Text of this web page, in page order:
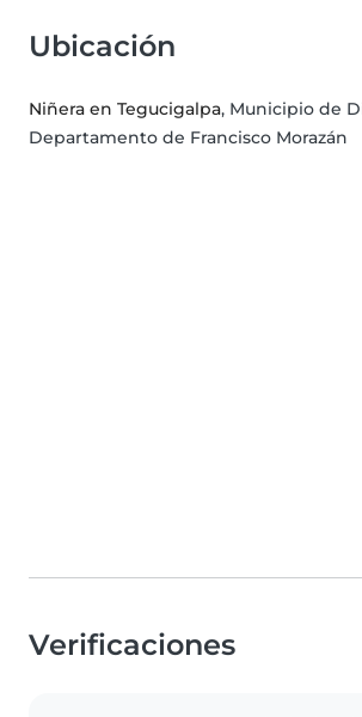
Ubicación
Niñera en Tegucigalpa, Municipio de
Departamento de Francisco Morazán
Verificaciones